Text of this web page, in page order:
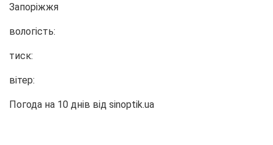
Запоріжжя
вологість:
тиск:
вітер:
Погода на 10 днів від sinoptik.ua